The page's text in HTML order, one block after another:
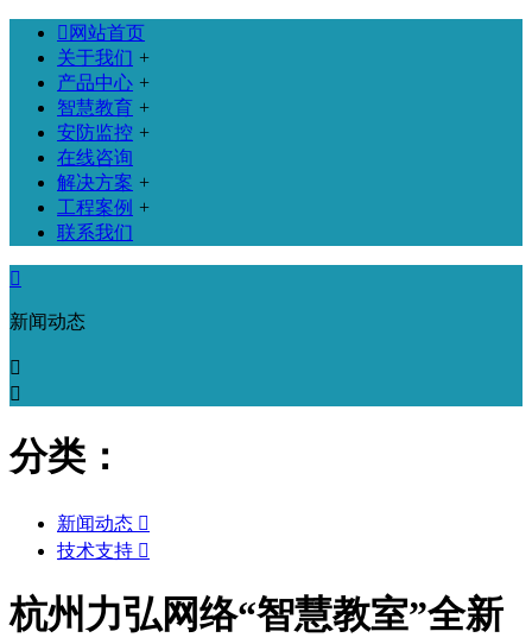
 网站首页
关于我们 +
产品中心 +
智慧教育 +
安防监控 +
在线咨询
解决方案 +
工程案例 +
联系我们

新闻动态


分类：
新闻动态 
技术支持 
杭州力弘网络“智慧教室”全新